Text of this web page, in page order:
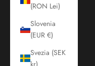
(RON Lei)
Slovenia
(EUR €)
Svezia (SEK
kr)